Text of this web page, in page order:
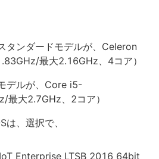
タンダードモデルが、Celeron
最大2.16GHz、4コア）
デルが、Core i5-
最大2.7GHz、2コア）
、選択で、
Enterprise LTSB 2016 64bit